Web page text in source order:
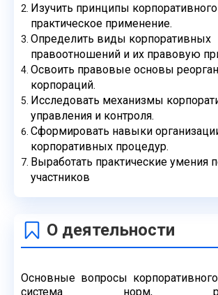
Изучить принципы
практическое применение.
Определить виды корпоративных
правоотношений и их правовую
Освоить правовые основы
корпораций.
Исследовать механизмы
управления и контроля.
Сформировать навыки
корпоративных процедур.
Выработать практические умения
участников
О деятельности
Основные вопросы
система норм,